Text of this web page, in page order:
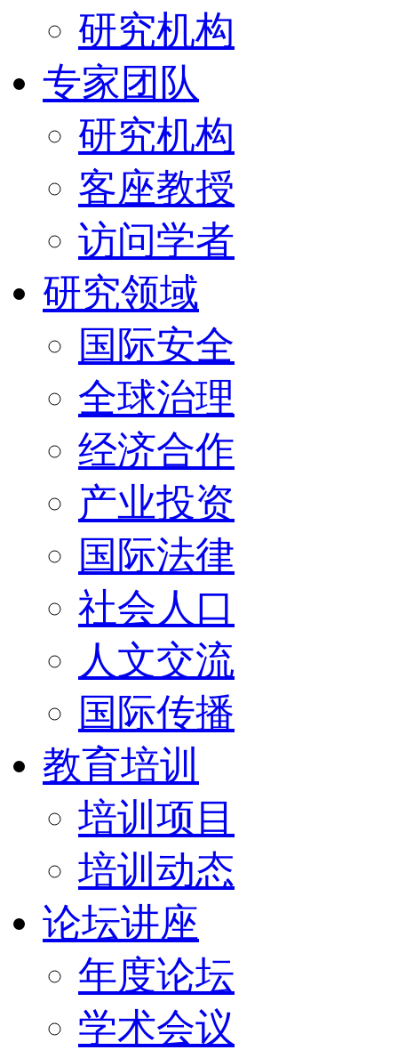
研究机构
专家团队
研究机构
客座教授
访问学者
研究领域
国际安全
全球治理
经济合作
产业投资
国际法律
社会人口
人文交流
国际传播
教育培训
培训项目
培训动态
论坛讲座
年度论坛
学术会议